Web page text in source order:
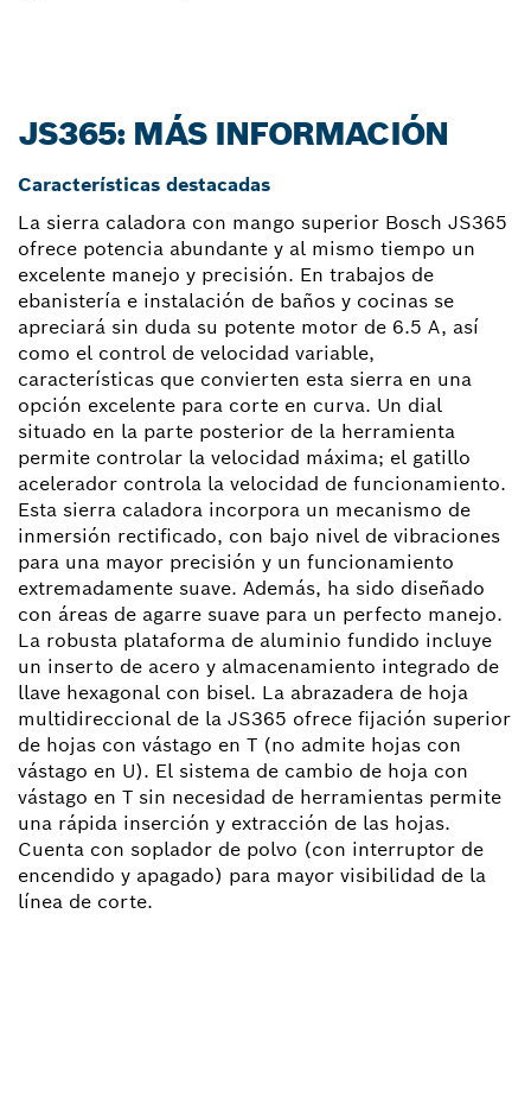
JS365: MÁS INFORMACIÓN
Características destacadas
La sierra caladora con mango superior Bosch JS365
ofrece potencia abundante y al mismo tiempo un
excelente manejo y precisión. En trabajos de
ebanistería e instalación de baños y cocinas se
apreciará sin duda su potente motor de 6.5 A, así
como el control de velocidad variable,
características que convierten esta sierra en una
opción excelente para corte en curva. Un dial
situado en la parte posterior de la herramienta
permite controlar la velocidad máxima; el gatillo
acelerador controla la velocidad de funcionamiento.
Esta sierra caladora incorpora un mecanismo de
inmersión rectificado, con bajo nivel de vibraciones
para una mayor precisión y un funcionamiento
extremadamente suave. Además, ha sido diseñado
con áreas de agarre suave para un perfecto manejo.
La robusta plataforma de aluminio fundido incluye
un inserto de acero y almacenamiento integrado de
llave hexagonal con bisel. La abrazadera de hoja
multidireccional de la JS365 ofrece fijación superior
de hojas con vástago en T (no admite hojas con
vástago en U). El sistema de cambio de hoja con
vástago en T sin necesidad de herramientas permite
una rápida inserción y extracción de las hojas.
Cuenta con soplador de polvo (con interruptor de
encendido y apagado) para mayor visibilidad de la
línea de corte.